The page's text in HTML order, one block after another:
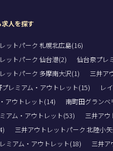
求人を探す
ットパーク 札幌北広島(16)
ットパーク 仙台港(2)
仙台泉プレ
ットパーク 多摩南大沢(1) 三井ア
プレミアム・アウトレット(15) レ
アウトレット(14)
南町田グランベ
アム・アウトレット(53) 三井アウ
三井アウトレットパーク 北陸小
ミアム・アウトレット(18) 三井ア